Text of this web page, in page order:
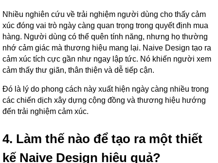
Nhiều nghiên cứu về trải nghiệm người dùng cho thấy cảm
xúc đóng vai trò ngày càng quan trọng trong quyết định mua
hàng. Người dùng có thể quên tính năng, nhưng họ thường
nhớ cảm giác mà thương hiệu mang lại. Naive Design tạo ra
cảm xúc tích cực gần như ngay lập tức. Nó khiến người xem
cảm thấy thư giãn, thân thiện và dễ tiếp cận.
Đó là lý do phong cách này xuất hiện ngày càng nhiều trong
các chiến dịch xây dựng cộng đồng và thương hiệu hướng
đến trải nghiệm cảm xúc.
4. Làm thế nào để tạo ra một thiết
kế Naive Design hiệu quả?